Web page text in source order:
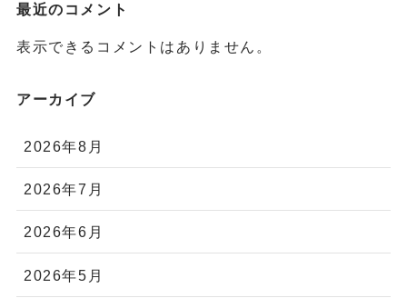
最近のコメント
表示できるコメントはありません。
アーカイブ
2026年8月
2026年7月
2026年6月
2026年5月